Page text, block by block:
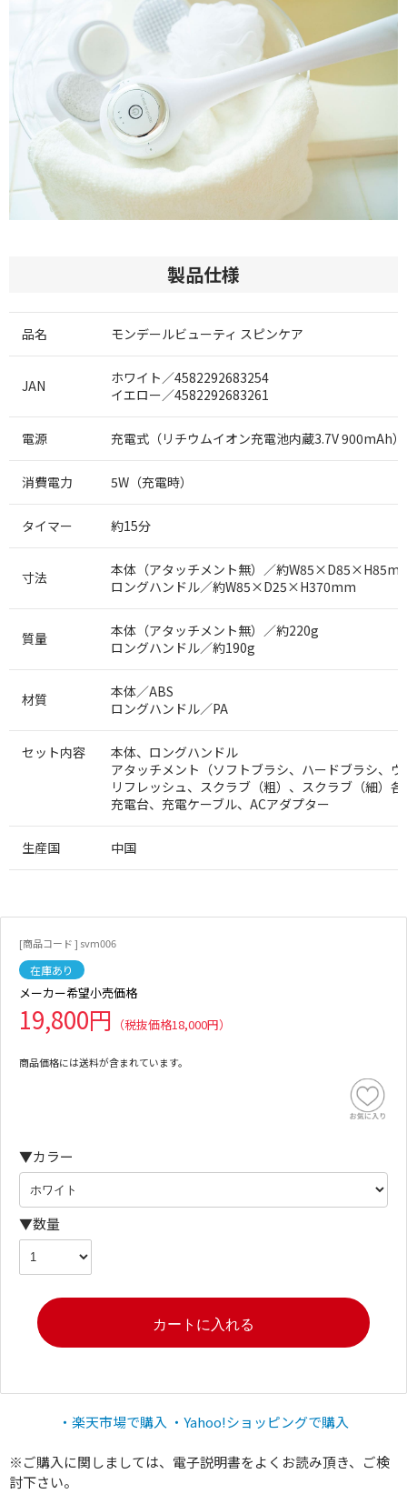
製品仕様
品名 モンデールビューティ スピンケア
JAN
ホワイト／4582292683254
イエロー／4582292683261
電源 充電式（リチウムイオン充電池内蔵3.7V 900mAh）
消費電力 5W（充電時）
タイマー 約15分
寸法
本体（アタッチメント無）／約
ロングハンドル／約W85×D25×H370mm
質量
本体（アタッチメント無）／約220g
ロングハンドル／約190g
材質
本体／ABS
ロングハンドル／PA
セット内容
本体、ロングハンドル
アタッチメント（ソフトブラシ、ハードブラシ、
リフレッシュ、スクラブ（粗）、スクラブ（細）
充電台、充電ケーブル、ACアダプター
生産国 中国
[商品コード ] svm006
在庫あり
19,800円 （税抜価格18,000円）
商品価格には送料が含まれています。
▼カラー
▼数量
・楽天市場で購入 ・Yahoo!ショッピングで購入
※ご購入に関しましては、電子説明書をよくお読み頂き、ご検
討下さい。